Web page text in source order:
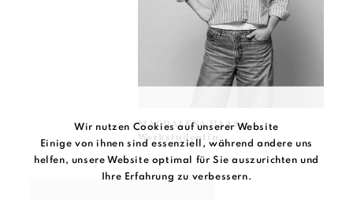
Wir nutzen Cookies auf unserer Website
Einige von ihnen sind essenziell, während andere uns
helfen, unsere Website optimal für Sie auszurichten und
Ihre Erfahrung zu verbessern.
MAGDALENA HAAS //
Werkstudentin